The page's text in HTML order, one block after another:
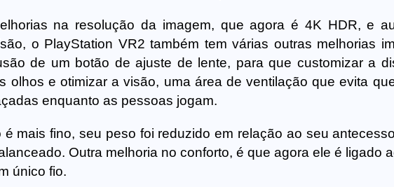
na resolução da imagem, que agora é 4K HDR, e
o PlayStation VR2 também tem várias outras melhorias
de um botão de ajuste de lente, para que customizar a
olhos e otimizar a visão, uma área de ventilação que evita
enquanto as pessoas jogam.
é mais fino, seu peso foi reduzido em relação ao seu
Outra melhoria no conforto, é que agora ele é ligado
único fio.